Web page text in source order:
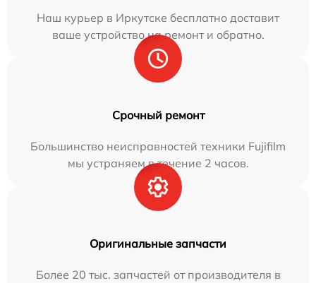
Наш курьер в Иркутске бесплатно доставит
ваше устройство на ремонт и обратно.
Срочный ремонт
Большинство неисправностей техники Fujifilm
мы устраняем в течение 2 часов.
Оригинальные запчасти
Более 20 тыс. запчастей от производителя в